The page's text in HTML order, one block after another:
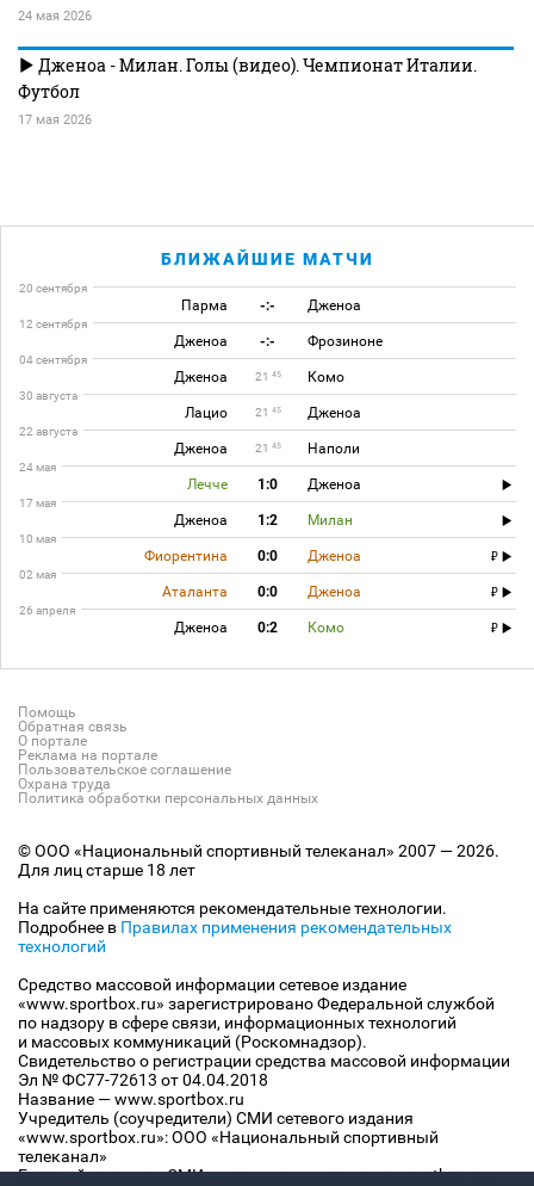
24 мая 2026
Дженоа - Милан. Голы (видео). Чемпионат Италии.
Футбол
17 мая 2026
БЛИЖАЙШИЕ МАТЧИ
20 сентября
Парма -:- Дженоа
12 сентября
Дженоа -:- Фрозиноне
04 сентября
Дженоа 21 45 Комо
30 августа
Лацио 21 45 Дженоа
22 августа
Дженоа 21 45 Наполи
24 мая
Лечче 1:0 Дженоа
17 мая
Дженоа 1:2 Милан
10 мая
Фиорентина 0:0 Дженоа
02 мая
Аталанта 0:0 Дженоа
26 апреля
Дженоа 0:2 Комо
Помощь
Обратная связь
О портале
Реклама на портале
Пользовательское соглашение
Охрана труда
Политика обработки персональных данных
© ООО «Национальный спортивный телеканал» 2007 — 2026.
Для лиц старше 18 лет
На сайте применяются рекомендательные технологии.
Подробнее в Правилах применения рекомендательных
технологий
Средство массовой информации сетевое издание
«www.sportbox.ru» зарегистрировано Федеральной службой
по надзору в сфере связи, информационных технологий
и массовых коммуникаций (Роскомнадзор).
Свидетельство о регистрации средства массовой информации
Эл № ФС77-72613 от 04.04.2018
Название — www.sportbox.ru
Учредитель (соучредители) СМИ сетевого издания
«www.sportbox.ru»: ООО «Национальный спортивный
телеканал»
Главный редактор СМИ сетевого издания «www.sportbox.ru»: